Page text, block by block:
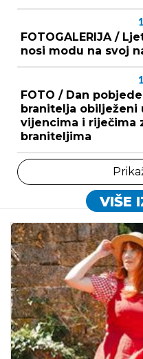
1
FOTOGALERIJA /
nosi modu na svoj
1
FOTO / Dan
branitelja obilježeni
vijencima i riječima
braniteljima
VIŠE